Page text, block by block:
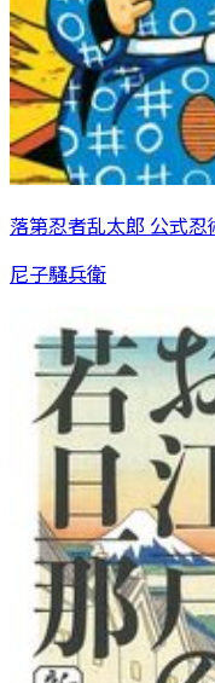
落第忍者乱太郎 公式
尼子騒兵衛